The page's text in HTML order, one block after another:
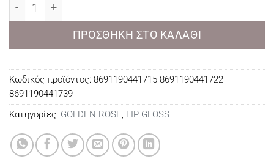
ΠΡΟΣΘΉΚΗ ΣΤΟ ΚΑΛΆΘΙ
Κωδικός προϊόντος: 8691190441715 8691190441722
8691190441739
Κατηγορίες: GOLDEN ROSE, LIP GLOSS